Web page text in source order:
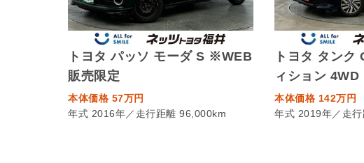
トヨタ パッソ モーダ S ※WEB
販売限定
本体価格 57万円
年式 2016年／走行距離 96,000km
トヨタ タンク
ィション 4WD
本体価格 142万円
年式 2019年／走